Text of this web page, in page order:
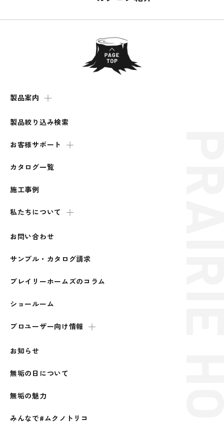
製品案内
製品絞り込み検索
お客様サポート
カタログ一覧
施工事例
私たちについて
お問い合わせ
サンプル・カタログ請求
プレイリーホームズのコラム
ショールーム
プロユーザー向け情報
お知らせ
無垢の日について
無垢の魅力
みんなで#ムクノトリコ